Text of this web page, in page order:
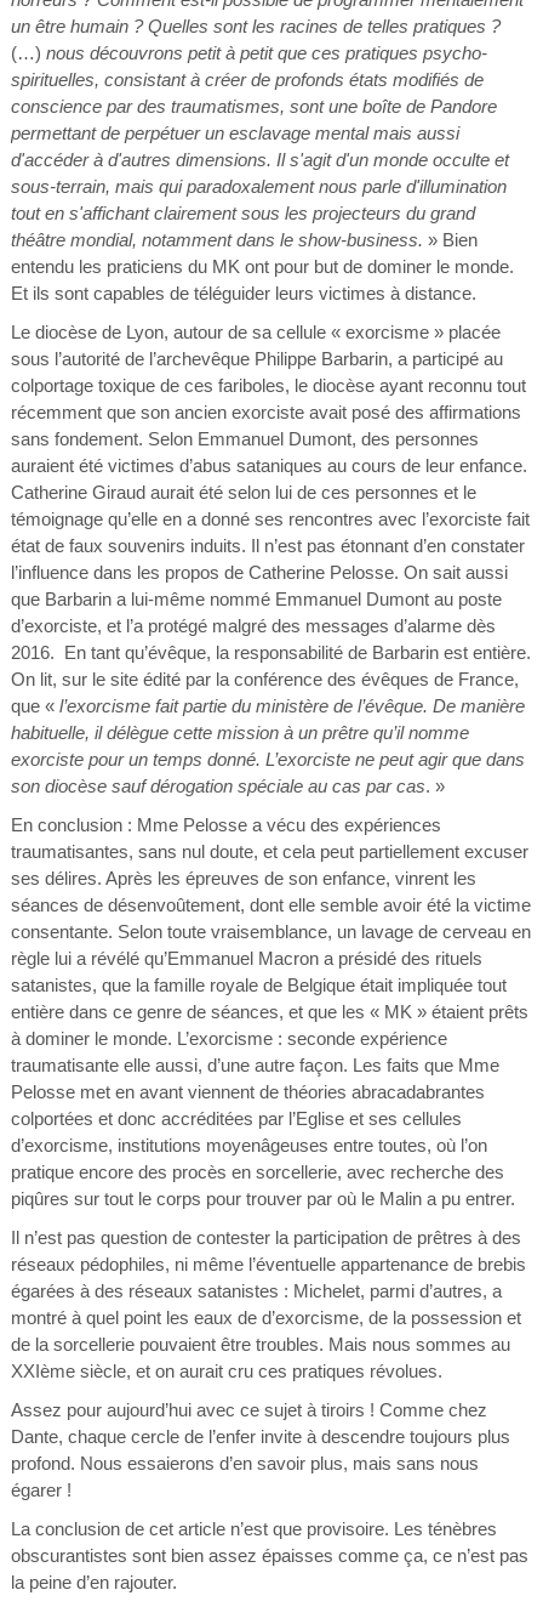
un être humain ? Quelles sont les racines de telles pratiques ?
(…) nous découvrons petit à petit que ces pratiques psycho-
spirituelles, consistant à créer de profonds états modifiés de
conscience par des traumatismes, sont une boîte de Pandore
permettant de perpétuer un esclavage mental mais aussi
d'accéder à d'autres dimensions. Il s'agit d'un monde occulte et
sous-terrain, mais qui paradoxalement nous parle d'illumination
tout en s'affichant clairement sous les projecteurs du grand
théâtre mondial, notamment dans le show-business. » Bien
entendu les praticiens du MK ont pour but de dominer le monde.
Et ils sont capables de téléguider leurs victimes à distance.
Le diocèse de Lyon, autour de sa cellule « exorcisme » placée
sous l’autorité de l’archevêque Philippe Barbarin, a participé au
colportage toxique de ces fariboles, le diocèse ayant reconnu tout
récemment que son ancien exorciste avait posé des affirmations
sans fondement. Selon Emmanuel Dumont, des personnes
auraient été victimes d’abus sataniques au cours de leur enfance.
Catherine Giraud aurait été selon lui de ces personnes et le
témoignage qu’elle en a donné ses rencontres avec l’exorciste fait
état de faux souvenirs induits. Il n’est pas étonnant d’en constater
l’influence dans les propos de Catherine Pelosse. On sait aussi
que Barbarin a lui-même nommé Emmanuel Dumont au poste
d’exorciste, et l’a protégé malgré des messages d’alarme dès
2016. En tant qu’évêque, la responsabilité de Barbarin est entière.
On lit, sur le site édité par la conférence des évêques de France,
que « l’exorcisme fait partie du ministère de l’évêque. De manière
habituelle, il délègue cette mission à un prêtre qu’il nomme
exorciste pour un temps donné. L’exorciste ne peut agir que dans
son diocèse sauf dérogation spéciale au cas par cas. »
En conclusion : Mme Pelosse a vécu des expériences
traumatisantes, sans nul doute, et cela peut partiellement excuser
ses délires. Après les épreuves de son enfance, vinrent les
séances de désenvoûtement, dont elle semble avoir été la victime
consentante. Selon toute vraisemblance, un lavage de cerveau en
règle lui a révélé qu’Emmanuel Macron a présidé des rituels
satanistes, que la famille royale de Belgique était impliquée tout
entière dans ce genre de séances, et que les « MK » étaient prêts
à dominer le monde. L’exorcisme : seconde expérience
traumatisante elle aussi, d’une autre façon. Les faits que Mme
Pelosse met en avant viennent de théories abracadabrantes
colportées et donc accréditées par l’Eglise et ses cellules
d’exorcisme, institutions moyenâgeuses entre toutes, où l’on
pratique encore des procès en sorcellerie, avec recherche des
piqûres sur tout le corps pour trouver par où le Malin a pu entrer.
Il n’est pas question de contester la participation de prêtres à des
réseaux pédophiles, ni même l’éventuelle appartenance de brebis
égarées à des réseaux satanistes : Michelet, parmi d’autres, a
montré à quel point les eaux de d’exorcisme, de la possession et
de la sorcellerie pouvaient être troubles. Mais nous sommes au
XXIème siècle, et on aurait cru ces pratiques révolues.
Assez pour aujourd’hui avec ce sujet à tiroirs ! Comme chez
Dante, chaque cercle de l’enfer invite à descendre toujours plus
profond. Nous essaierons d’en savoir plus, mais sans nous
égarer !
La conclusion de cet article n’est que provisoire. Les ténèbres
obscurantistes sont bien assez épaisses comme ça, ce n’est pas
la peine d’en rajouter.